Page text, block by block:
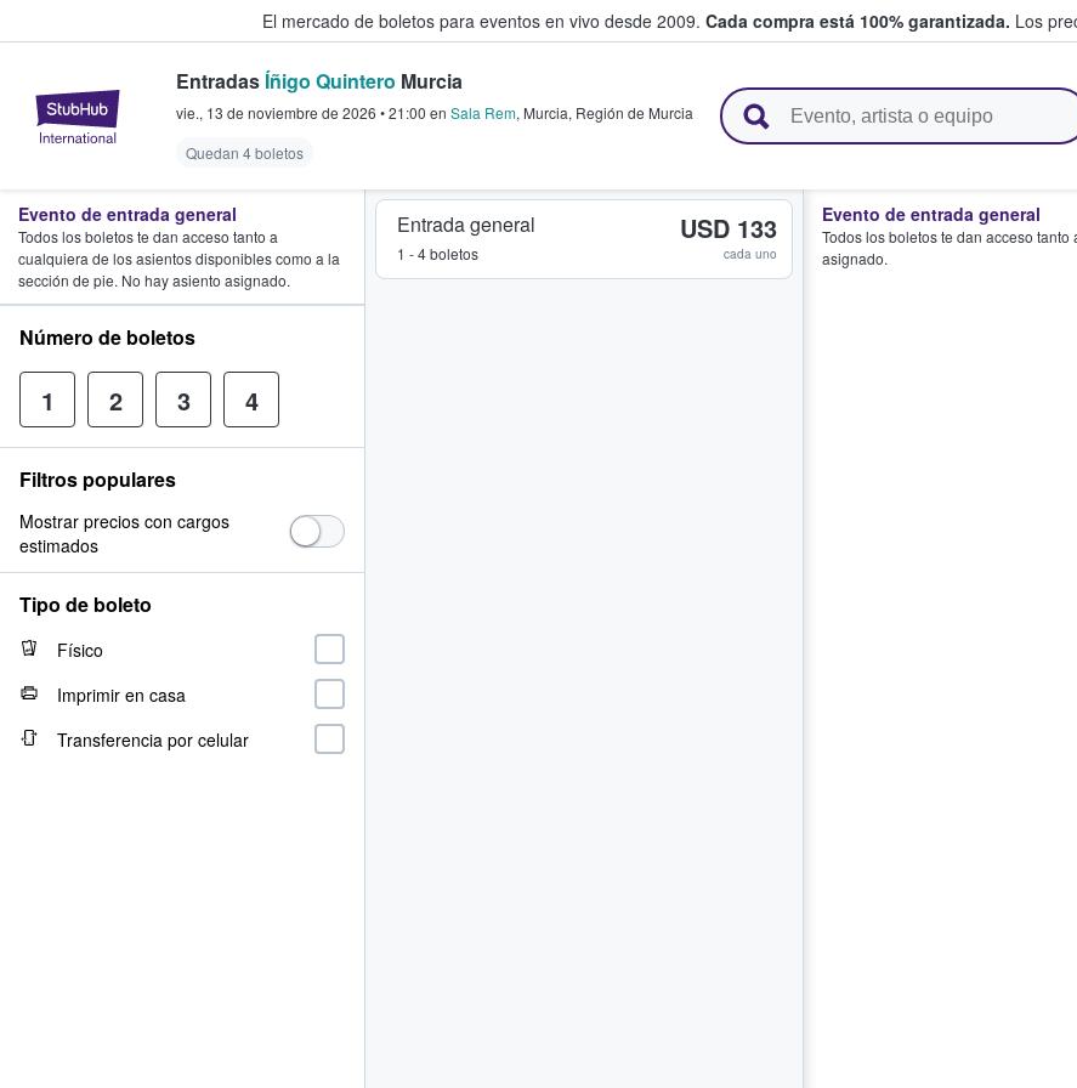
El mercado de boletos para eventos en vivo desde 2009. Cada compra está 100% garantizada. Los
StubHub: donde los fans compran y venden boletos
Entradas Íñigo Quintero Murcia
vie., 13 de noviembre de 2026 •21:00 en Sala Rem, Murcia, Región de Murcia
Quedan 4 boletos
Entrada general
1 - 4 boletos
USD 133
cada uno
Evento de entrada general
Todos los boletos te dan acceso
asignado.
Evento de entrada general
Todos los boletos te dan acceso tanto a
cualquiera de los asientos disponibles como a la
sección de pie. No hay asiento asignado.
Número de boletos
1 2 3 4
Filtros populares
Mostrar precios con cargos
estimados
Tipo de boleto
Físico
Imprimir en casa
Transferencia por celular